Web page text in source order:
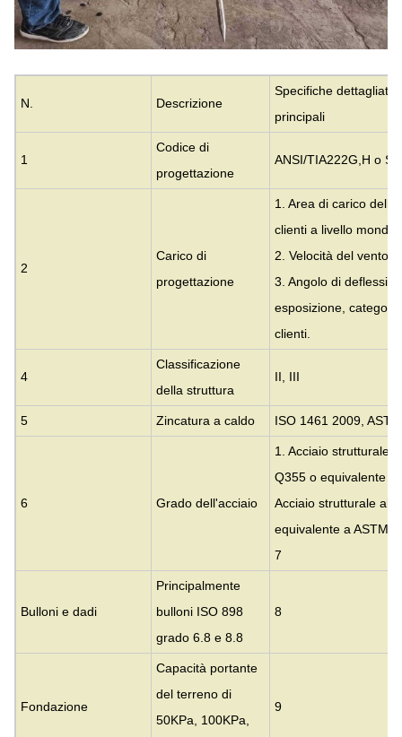
N. Descrizione
Specifiche dettagliate
principali
1
Codice di
progettazione
ANSI/TIA222G,H o
2
Carico di
progettazione
1. Area di carico
clienti a livello
2. Velocità del vento
3. Angolo di
esposizione,
clienti.
4
Classificazione
della struttura
II, III
5 Zincatura a caldo ISO 1461 2009,
6 Grado dell'acciaio
1. Acciaio strutturale
Q355 o equivalente
Acciaio strutturale al
equivalente a ASTM
7
Bulloni e dadi
Principalmente
bulloni ISO 898
grado 6.8 e 8.8
8
Fondazione
Capacità portante
del terreno di
50KPa, 100KPa,
9